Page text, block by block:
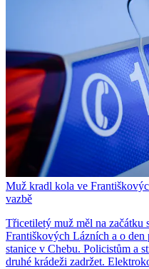
Muž kradl kola ve
vazbě
Třicetiletý muž měl na začátku
Františkových Lázních a o
stanice v Chebu. Policistům a
druhé krádeži zadržet.